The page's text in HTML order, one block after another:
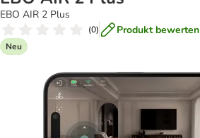
EBO AIR 2 Plus
(0) Produkt bewerten
Neu